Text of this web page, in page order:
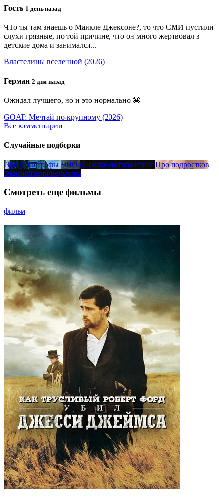
Гость 1 день назад
ЧТо ты там знаешь о Майкле Джексоне?, то что СМИ пустили
слухи грязные, по той причине, что он много жертвовал в
детские дома и занимался...
Властелины вселенной (2026)
Герман 2 дня назад
Ожидал лучшего, но и это нормально 🤪
GOAT: Мечтай по-крупному (2026)
Все комментарии
Случайные подборки
Про катастрофы HBO о Джеке-потрошителе Про подростков
Экранизации ведьмака
Смотреть еще фильмы
фильм